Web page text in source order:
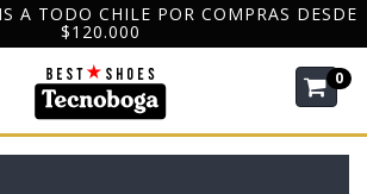
A TODO CHILE POR COMPRAS DESDE
$120.000
0